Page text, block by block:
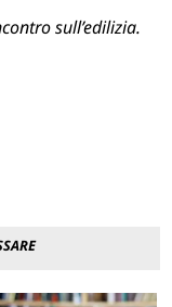
sull’edilizia.